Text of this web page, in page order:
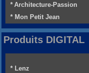
* Architecture-Passion
* Mon Petit Jean
Produits DIGITAL
* Lenz